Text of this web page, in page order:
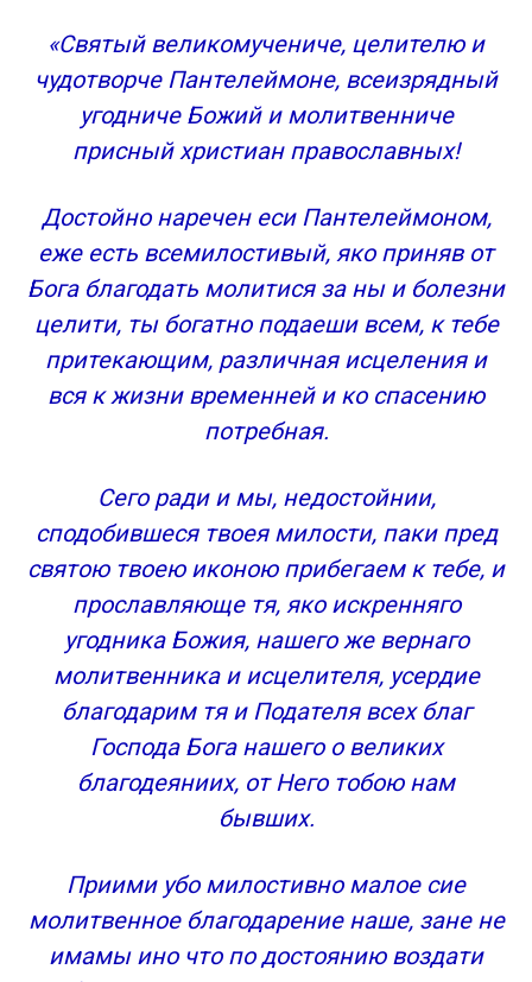
«Святый великомучениче, целителю и
чудотворче Пантелеймоне, всеизрядный
угодниче Божий и молитвенниче
присный христиан православных!
Достойно наречен еси Пантелеймоном,
еже есть всемилостивый, яко приняв от
Бога благодать молитися за ны и болезни
целити, ты богатно подаеши всем, к тебе
притекающим, различная исцеления и
вся к жизни временней и ко спасению
потребная.
Сего ради и мы, недостойнии,
сподобившеся твоея милости, паки пред
святою твоею иконою прибегаем к тебе, и
прославляюще тя, яко искренняго
угодника Божия, нашего же вернаго
молитвенника и исцелителя, усердие
благодарим тя и Подателя всех благ
Господа Бога нашего о великих
благодеяниих, от Него тобою нам
бывших.
Приими убо милостивно малое сие
молитвенное благодарение наше, зане не
имамы ино что по достоянию воздати